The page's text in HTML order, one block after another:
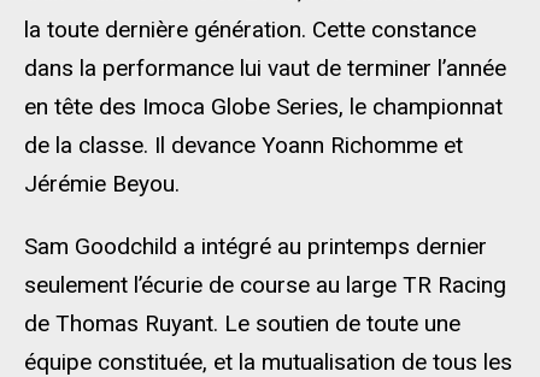
la toute dernière génération. Cette constance
dans la performance lui vaut de terminer l’année
en tête des Imoca Globe Series, le championnat
de la classe. Il devance Yoann Richomme et
Jérémie Beyou.
Sam Goodchild a intégré au printemps dernier
seulement l’écurie de course au large TR Racing
de Thomas Ruyant. Le soutien de toute une
équipe constituée, et la mutualisation de tous les